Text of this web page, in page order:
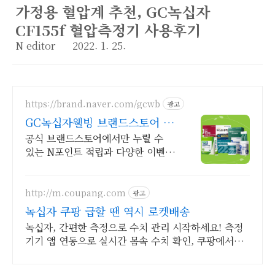
가정용 혈압계 추천, GC녹십자
CF155f 혈압측정기 사용후기
N editor 2022. 1. 25.
https://brand.naver.com/gcwb 광고
GC녹십자웰빙 브랜드스토어 라
운지 2종 할인 쿠폰
공식 브랜드스토어에서만 누릴 수
있는 N포인트 적립과 다양한 이벤
http://m.coupang.com 광고
녹십자 쿠팡 급할 땐 역시 로켓배송
녹십자, 간편한 측정으로 수치 관리 시작하세요! 측정
기기 앱 연동으로 실시간 몸속 수치 확인, 쿠팡에서